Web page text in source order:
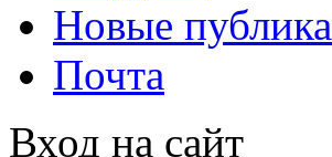
Новые
Почта
Вход на сайт